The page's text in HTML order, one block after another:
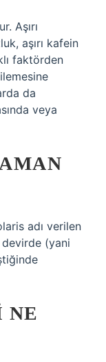
Aşırı
aşırı kafein
faktörden
da
veya
adı verilen
devirde (yani
NE